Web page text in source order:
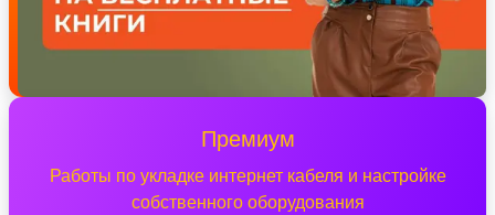
Премиум
Работы по укладке интернет кабеля и настройке
собственного оборудования